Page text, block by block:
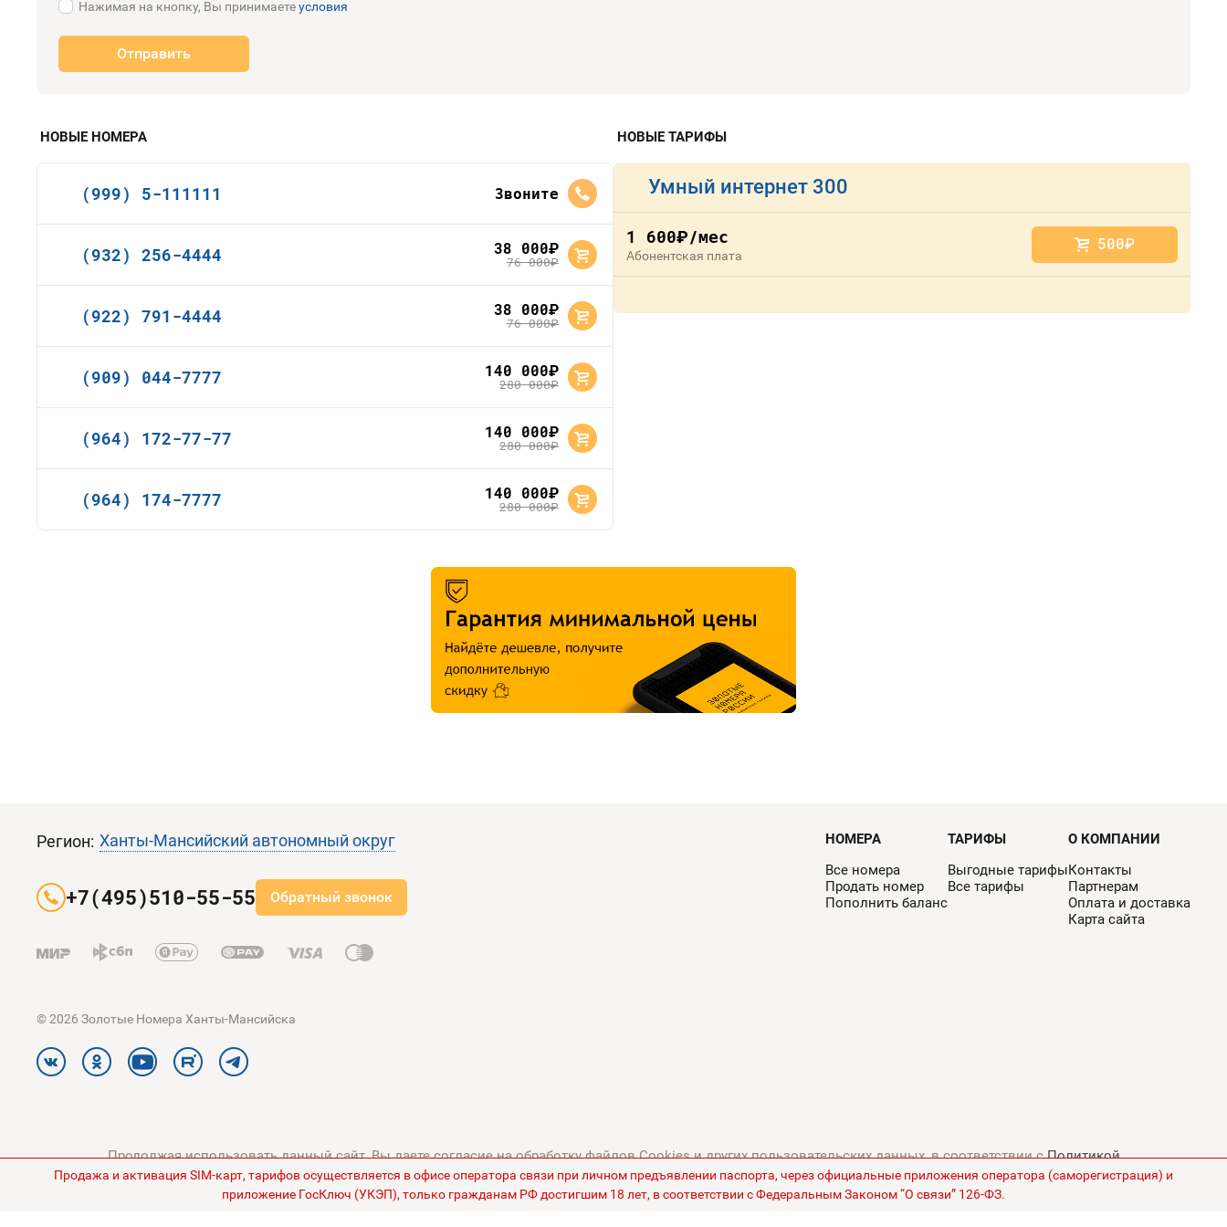
Нажимая на кнопку, Вы принимаетеусловия
Отправить
НОВЫЕ НОМЕРА
(999) 5-111111 Звоните
(932) 256-4444 38 000руб.
76 000руб.
(922) 791-4444 38 000руб.
76 000руб.
(909) 044-7777 140 000руб.
280 000руб.
(964) 172-77-77 140 000руб.
280 000руб.
(964) 174-7777 140 000руб.
280 000руб.
НОВЫЕ ТАРИФЫ
Умный интернет 300
1 600руб./мес
Абонентская плата
500руб.
НОМЕРА
Все номера
Продать номер
Пополнить баланс
ТАРИФЫ
Выгодные тарифы
Все тарифы
О КОМПАНИИ
Контакты
Партнерам
Оплата и доставка
Карта сайта
Регион: Ханты-Мансийский автономный округ
+7(495)510-55-55 Обратный звонок
© 2026 Золотые Номера Ханты-Мансийска
Продолжая использовать данный сайт, Вы даете согласие на обработку файлов Cookies и других пользовательских данных, в соответствии сПолитикой
конфиденциальностииПолитикой в отношении обработки персональных данных.Все цены на сайте указаны без НДС.
Продажа и активация SIM-карт, тарифов осуществляется в офисе оператора связи при личном предъявлении паспорта, через официальные приложения оператора (саморегистрация) и
приложение ГосКлюч (УКЭП), только гражданам РФ достигшим 18 лет, в соответствии с Федеральным Законом “О связи” 126-ФЗ.